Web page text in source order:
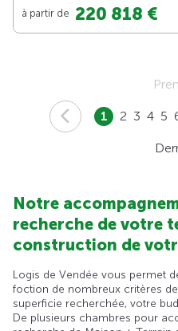
à partir de 220 818 €
1 2 3 4 5
Notre
recherche de votre
construction de
Logis de Vendée vous permet
foction de nombreux critères
superficie recherchée, votre
De plusieurs chambres pour